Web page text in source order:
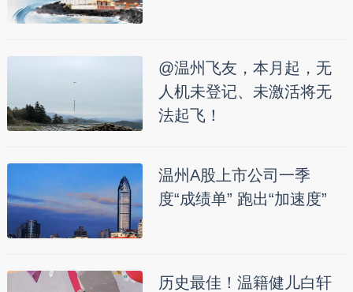
@温州飞友，本月起，无
人机未登记、未激活将无
法起飞！
温州A股上市公司一季
度“成绩单” 跑出“加速度”
历史最佳！温籍健儿白轩